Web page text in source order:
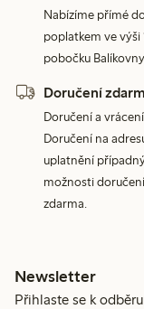
Nabízíme přímé
poplatkem ve
pobočku
Doručení
Doručení a
Doručení na
uplatnění
možnosti
zdarma.
Newsletter
Přihlaste se k